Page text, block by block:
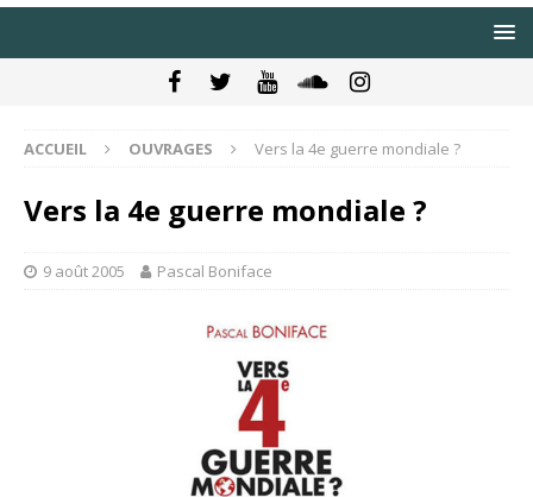
ACCUEIL OUVRAGES Vers la 4e guerre mondiale ?
Vers la 4e guerre mondiale ?
9 août 2005 Pascal Boniface